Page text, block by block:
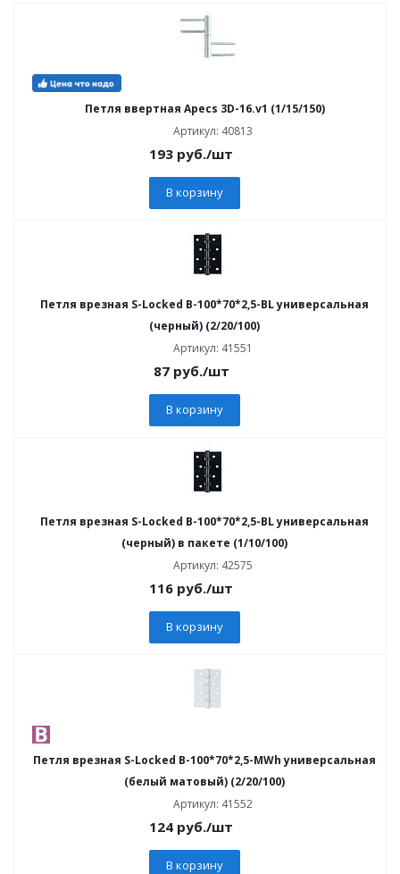
Петля ввертная Apecs 3D-16.v1 (1/15/150)
Артикул: 40813
193 руб./шт
В корзину
Петля врезная S-Locked В-100*70*2,5-BL универсальная
(черный) (2/20/100)
Артикул: 41551
87руб./шт
В корзину
Петля врезная S-Locked В-100*70*2,5-BL универсальная
(черный) в пакете (1/10/100)
Артикул: 42575
116 руб./шт
В корзину
Петля врезная S-Locked В-100*70*2,5-MWh универсальная
(белый матовый) (2/20/100)
Артикул: 41552
124 руб./шт
В корзину